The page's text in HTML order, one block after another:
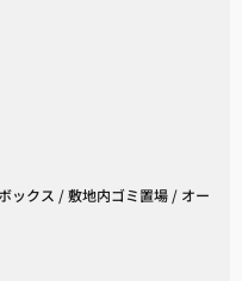
ックス / 敷地内ゴミ置場 / オー